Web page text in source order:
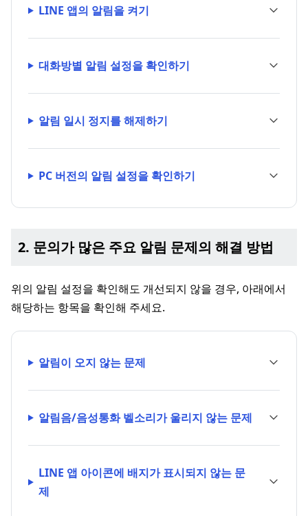
LINE 앱의 알림을 켜기
대화방별 알림 설정을 확인하기
알림 일시 정지를 해제하기
PC 버전의 알림 설정을 확인하기
2. 문의가 많은 주요 알림 문제의 해결 방법
위의 알림 설정을 확인해도 개선되지 않을 경우, 아래에서
해당하는 항목을 확인해 주세요.
알림이 오지 않는 문제
알림음/음성통화 벨소리가 울리지 않는 문제
LINE 앱 아이콘에 배지가 표시되지 않는 문
제